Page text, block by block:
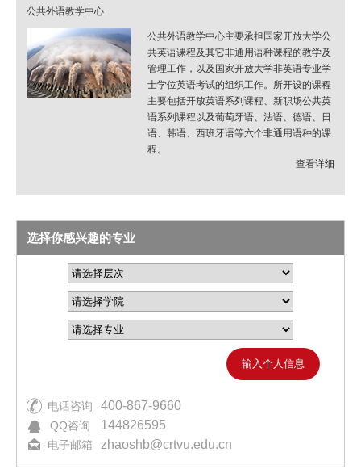
公共外语教学中心
公共外语教学中心主要承担国家开放大学公
共英语课程及其它非通用语种课程的教学及
管理工作，以及国家开放大学非英语专业学
士学位英语考试的组织工作。所开设的课程
主要包括开放英语系列课程、新职场公共英
语系列课程以及葡萄牙语、法语、德语、日
语、韩语、西班牙语等六个非通用语种的课
程。
查看详细
选择你感兴趣的专业
输入个人信息
电话咨询 400-867-9660
QQ咨询 144826595
电子邮箱 zhaoshb@crtvu.edu.cn